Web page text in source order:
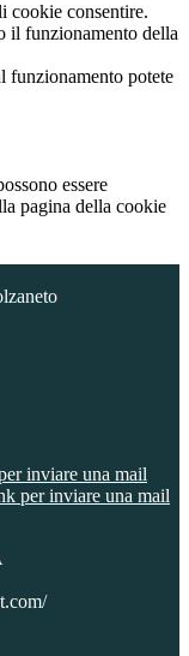
cookie consentire.
il funzionamento della
funzionamento potete
essere
pagina della cookie
inviare una mail
per inviare una mail